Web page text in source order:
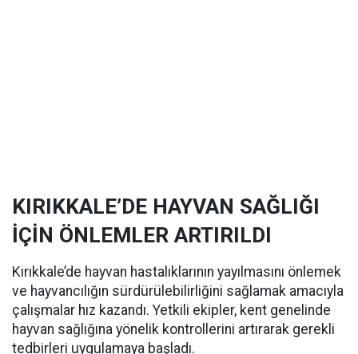
KIRIKKALE’DE HAYVAN SAĞLIĞI
İÇİN ÖNLEMLER ARTIRILDI
Kırıkkale’de hayvan hastalıklarının yayılmasını önlemek
ve hayvancılığın sürdürülebilirliğini sağlamak amacıyla
çalışmalar hız kazandı. Yetkili ekipler, kent genelinde
hayvan sağlığına yönelik kontrollerini artırarak gerekli
tedbirleri uygulamaya başladı.